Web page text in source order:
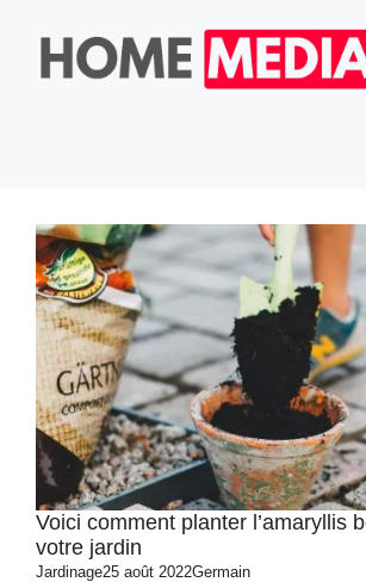
contenu
Voici comment planter l’amaryllis
votre jardin
Jardinage25 août 2022Germain